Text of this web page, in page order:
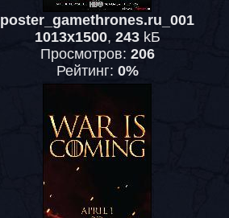
poster_gamethrones.ru_001
1013x1500, 243kБ
Просмотров: 206
Рейтинг: 0%